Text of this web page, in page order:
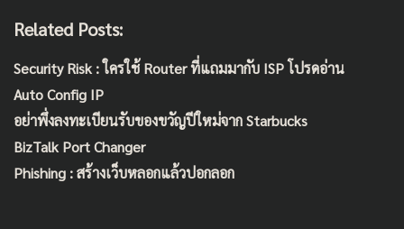
e
b
o
o
k
tt
er
ai
l e
Related Posts:
Security Risk : ใครใช้ Router ที่แถมมากับ ISP โปรดอ่าน
Auto Config IP
อย่าพึ่งลงทะเบียนรับของขวัญปีใหม่จาก Starbucks
BizTalk Port Changer
Phishing : สร้างเว็บหลอกแล้วปอกลอก